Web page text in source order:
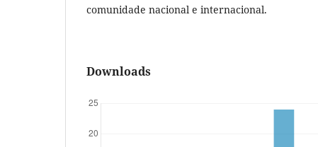
comunidade nacional e internacional.
Downloads